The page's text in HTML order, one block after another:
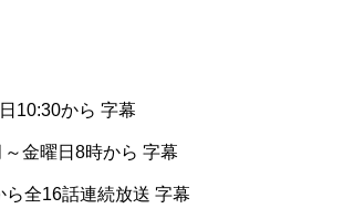
10:30から 字幕
金曜日8時から 字幕
全16話連続放送 字幕